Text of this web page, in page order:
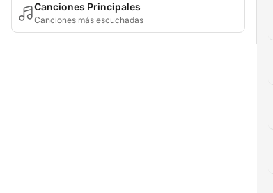
Canciones Principales
Canciones más escuchadas